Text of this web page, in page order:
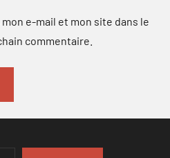
e-mail et mon site dans le
commentaire.